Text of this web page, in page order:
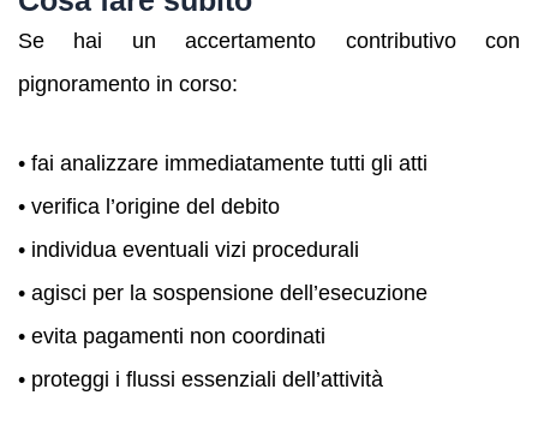
Se hai un accertamento contributivo con
pignoramento in corso:
• fai analizzare immediatamente tutti gli atti
• verifica l’origine del debito
• individua eventuali vizi procedurali
• agisci per la sospensione dell’esecuzione
• evita pagamenti non coordinati
• proteggi i flussi essenziali dell’attività